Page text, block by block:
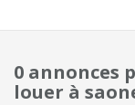
0 annonces
louer à